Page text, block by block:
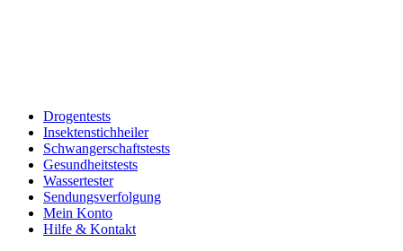
Drogentests
Insektenstichheiler
Schwangerschaftstests
Gesundheitstests
Wassertester
Sendungsverfolgung
Mein Konto
Hilfe & Kontakt